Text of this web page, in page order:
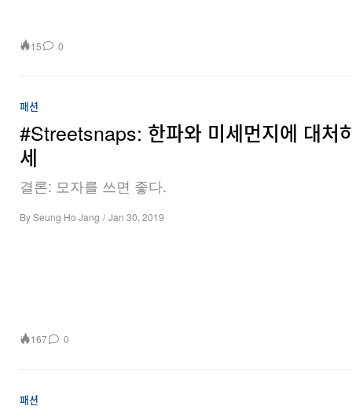
15 0
패션
#Streetsnaps: 한파와 미세먼지에 대처
세
결론: 모자를 쓰면 좋다.
BySeung Ho Jang / Jan 30, 2019
167 0
패션